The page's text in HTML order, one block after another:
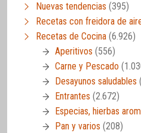
Nuevas tendencias (395)
Recetas con freidora de
Recetas de Cocina (6.926)
Aperitivos (556)
Carne y Pescado
Desayunos saludables
Entrantes (2.672)
Especias, hierbas
Pan y varios (208)